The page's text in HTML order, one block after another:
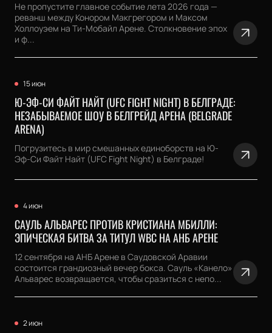
Не пропустите главное событие лета 2026 года —
реванш между Конором Макгрегором и Максом
Холлоуэем на Ти-Мобайл Арене. Столкновение эпох
и ф...
15 июн
Ю-ЭФ-СИ ФАЙТ НАЙТ (UFC FIGHT NIGHT) В БЕЛГРАДЕ:
НЕЗАБЫВАЕМОЕ ШОУ В БЕЛГРЕЙД АРЕНА (BELGRADE
ARENA)
Погрузитесь в мир смешанных единоборств на Ю-
Эф-Си Файт Найт (UFC Fight Night) в Белграде!
4 июн
САУЛЬ АЛЬВАРЕС ПРОТИВ КРИСТИАНА МБИЛЛИ:
ЭПИЧЕСКАЯ БИТВА ЗА ТИТУЛ WBC НА АНБ АРЕНЕ
12 сентября на АНБ Арене в Саудовской Аравии
состоится грандиозный вечер бокса. Сауль «Канело»
Альварес возвращается, чтобы сразиться с непо...
2 июн